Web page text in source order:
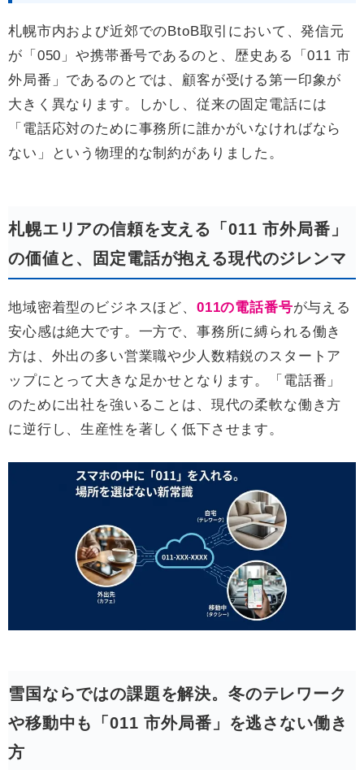
札幌市内および近郊でのBtoB取引において、発信元
が「050」や携帯番号であるのと、歴史ある「011 市
外局番」であるのとでは、顧客が受ける第一印象が
大きく異なります。しかし、従来の固定電話には
「電話応対のために事務所に誰かがいなければなら
ない」という物理的な制約がありました。
札幌エリアの信頼を支える「011 市外局番」
の価値と、固定電話が抱える現代のジレンマ
地域密着型のビジネスほど、 011の電話番号が与える
安心感は絶大です。一方で、事務所に縛られる働き
方は、外出の多い営業職や少人数精鋭のスタートア
ップにとって大きな足かせとなります。「電話番」
のために出社を強いることは、現代の柔軟な働き方
に逆行し、生産性を著しく低下させます。
雪国ならではの課題を解決。冬のテレワーク
や移動中も「011 市外局番」を逃さない働き
方